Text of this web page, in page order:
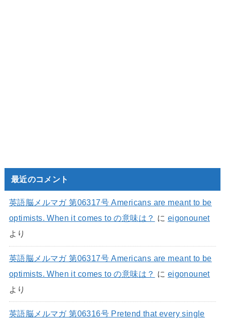
最近のコメント
英語脳メルマガ 第06317号 Americans are meant to be
optimists. When it comes to の意味は？ に eigonounet
より
英語脳メルマガ 第06317号 Americans are meant to be
optimists. When it comes to の意味は？ に eigonounet
より
英語脳メルマガ 第06316号 Pretend that every single